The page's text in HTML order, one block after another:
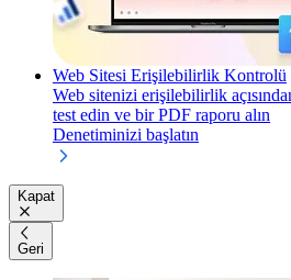
Web Sitesi Erişilebilirlik Kontrolü
Web sitenizi erişilebilirlik
test edin ve bir PDF raporu alın
Denetiminizi başlatın
Kapat
Geri